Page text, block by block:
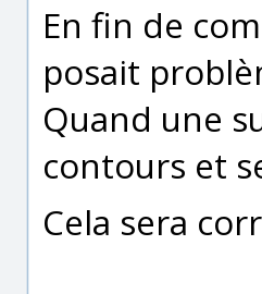
En fin de
posait
Quand une
contours et
Cela sera